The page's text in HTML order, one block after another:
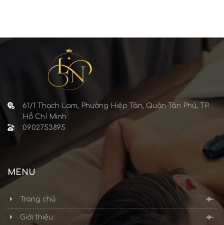
61/1 Thạch Lam, Phường Hiệp Tân, Quận Tân Phú, TP.
Hồ Chí Minh
0902753895
MENU
Trang chủ
Giới thiệu